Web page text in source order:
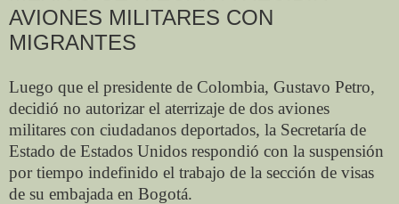
AVIONES MILITARES CON
MIGRANTES
Luego que el presidente de Colombia, Gustavo Petro,
decidió no autorizar el aterrizaje de dos aviones
militares con ciudadanos deportados, la Secretaría de
Estado de Estados Unidos respondió con la suspensión
por tiempo indefinido el trabajo de la sección de visas
de su embajada en Bogotá.